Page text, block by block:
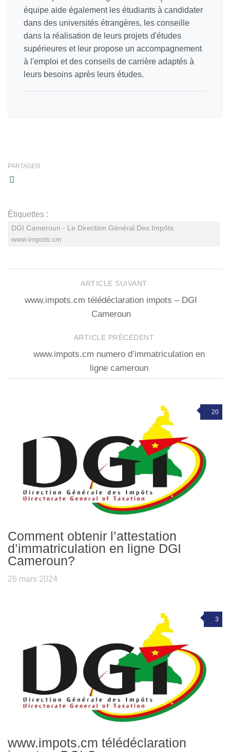
équipe aide également les étudiants à candidater
dans des universités étrangères, les conseille
dans la réalisation de leurs projets d'études
supérieures et leur propose un accompagnement
à l'emploi et des conseils de carrière adaptés à
leurs besoins après leurs études.
PARTAGER
Étiquettes :
DGI Cameroun - Le Direction Général Des Impôts
www.impots.cm
ARTICLE SUIVANT
www.impots.cm télédéclaration impots – DGI
Cameroun
ARTICLE PRÉCÉDENT
www.impots.cm numero d’immatriculation en
ligne cameroun
20
Comment obtenir l’attestation
d’immatriculation en ligne DGI
Cameroun?
26 mars 2024
3
www.impots.cm télédéclaration